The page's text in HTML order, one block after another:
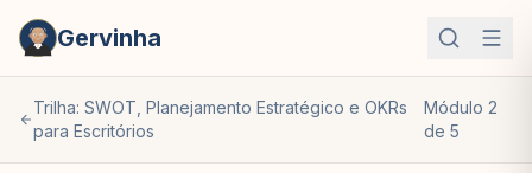
Gervinha
Trilha: SWOT, Planejamento Estratégico e OKRs
para Escritórios
Módulo 2
de5